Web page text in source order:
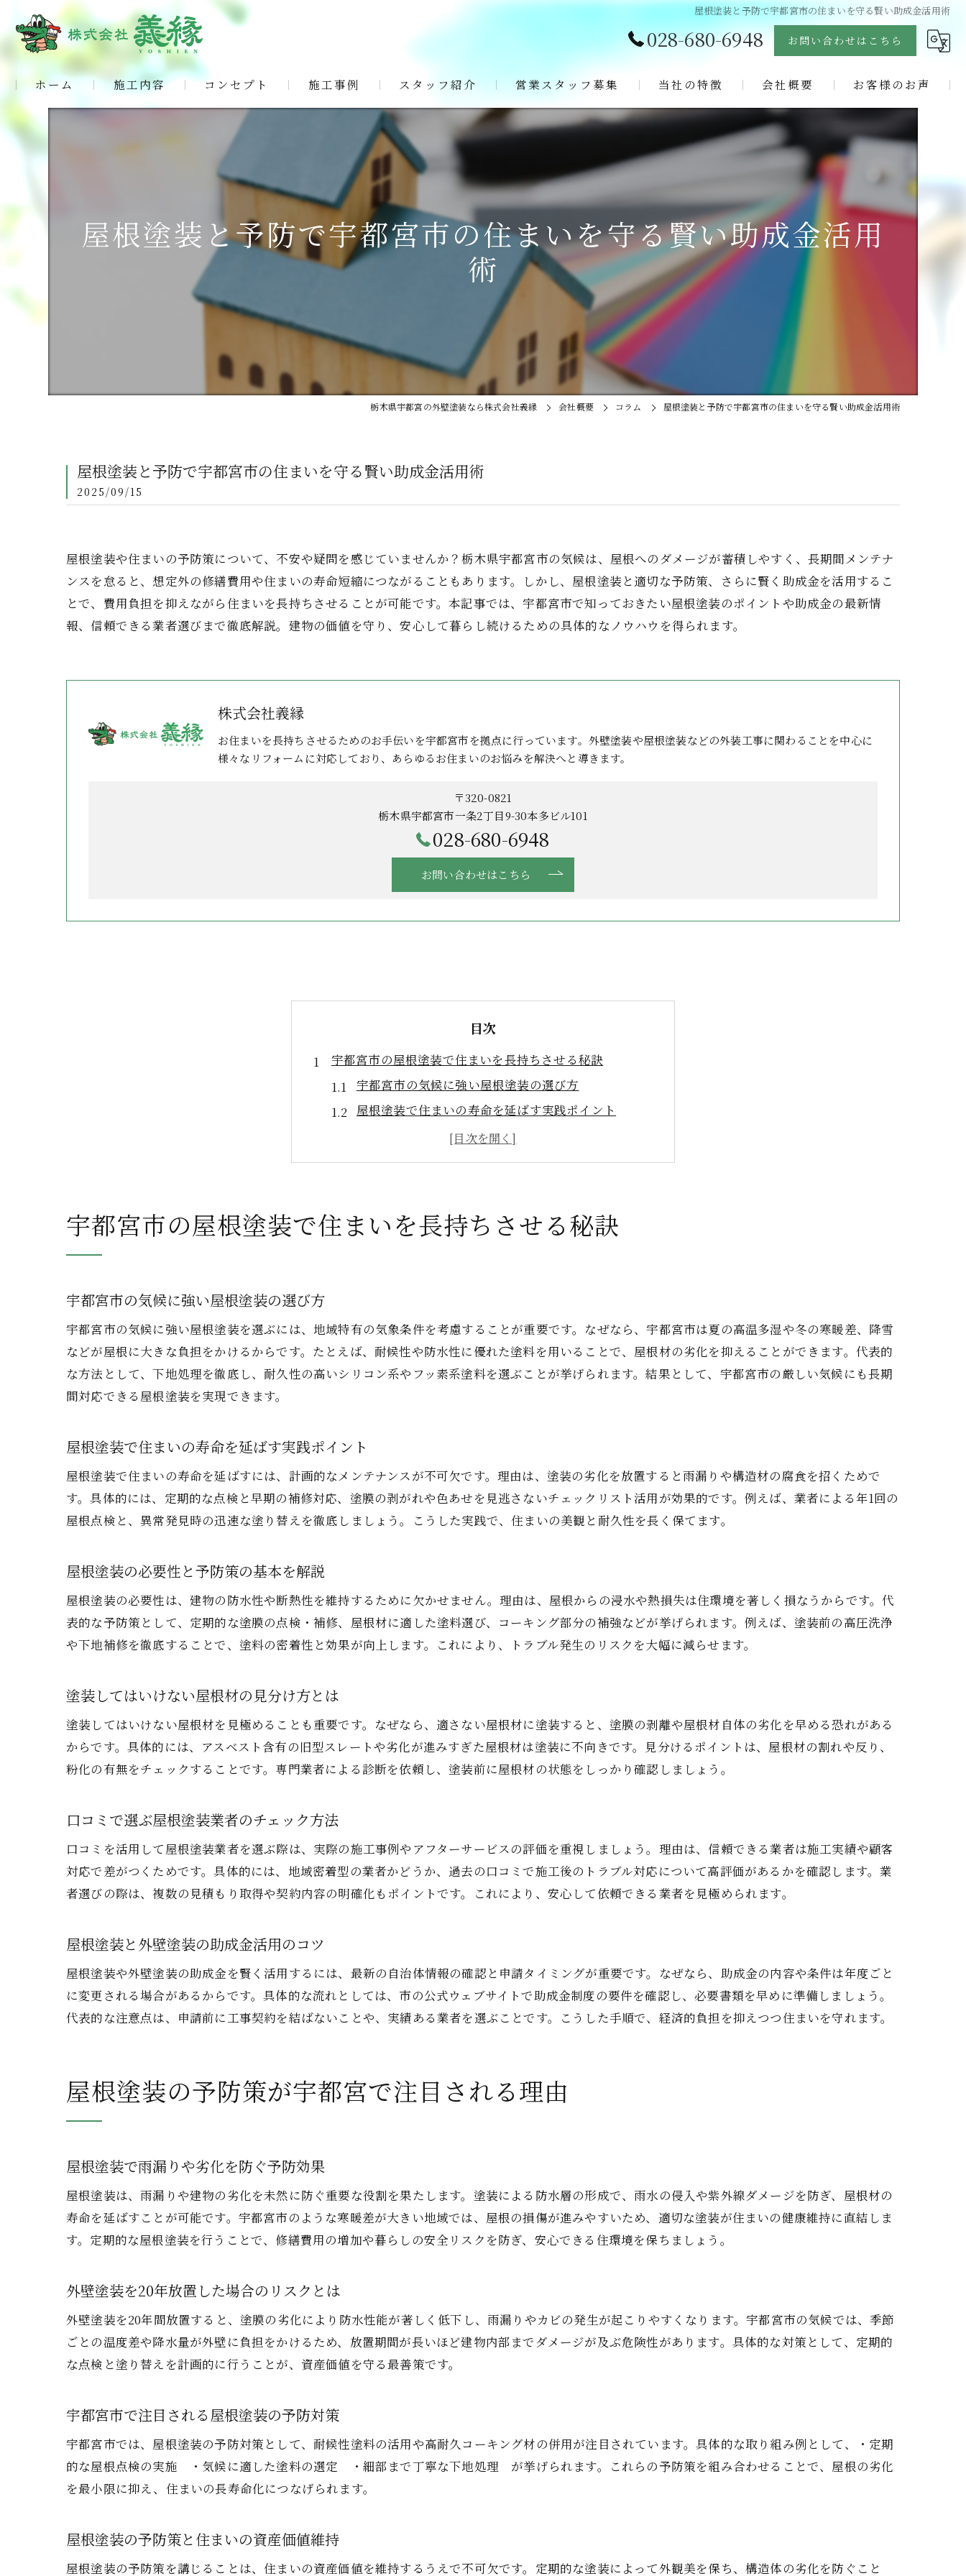
屋根塗装と予防で宇都宮市の住まいを守る賢い助成金活用術
028-680-6948 お問い合わせはこちら
ホーム 施工内容 コンセプト 施工事例 スタッフ紹介 営業スタッフ募集 当社の特徴
リフォーム
屋根
コロニアル
サイディング
会社概要
よくある質問
コラム
お客様のお声
屋根塗装と予防で宇都宮市の住まいを守る賢い助成金活用
術
栃木県宇都宮の外壁塗装なら株式会社義縁 会社概要 コラム 屋根塗装と予防で宇都宮市の住まいを守る賢い助成金活用術
屋根塗装と予防で宇都宮市の住まいを守る賢い助成金活用術
2025/09/15
屋根塗装や住まいの予防策について、不安や疑問を感じていませんか？栃木県宇都宮市の気候は、屋根へのダメージが蓄積しやすく、長期間メンテナ
ンスを怠ると、想定外の修繕費用や住まいの寿命短縮につながることもあります。しかし、屋根塗装と適切な予防策、さらに賢く助成金を活用するこ
とで、費用負担を抑えながら住まいを長持ちさせることが可能です。本記事では、宇都宮市で知っておきたい屋根塗装のポイントや助成金の最新情
報、信頼できる業者選びまで徹底解説。建物の価値を守り、安心して暮らし続けるための具体的なノウハウを得られます。
株式会社義縁
お住まいを長持ちさせるためのお手伝いを宇都宮市を拠点に行っています。外壁塗装や屋根塗装などの外装工事に関わることを中心に
様々なリフォームに対応しており、あらゆるお住まいのお悩みを解決へと導きます。
〒320-0821
栃木県宇都宮市一条2丁目9-30本多ビル101
028-680-6948
お問い合わせはこちら
目次
宇都宮市の屋根塗装で住まいを長持ちさせる秘訣
宇都宮市の気候に強い屋根塗装の選び方
屋根塗装で住まいの寿命を延ばす実践ポイント
屋根塗装の必要性と予防策の基本を解説
塗装してはいけない屋根材の見分け方とは
屋根塗装と外壁塗装の助成金活用のコツ
屋根塗装の予防策が宇都宮で注目される理由
屋根塗装の予防策と住まいの資産価値維持
助成金を活用した屋根塗装の予防事例紹介
宇都宮市の屋根塗装助成金の最新情報まとめ
費用負担を抑える屋根塗装の賢い助成金活用
外壁塗装や屋根塗装の補助金制度の比較
口コミで見抜く屋根塗装の悪質業者対策
外壁塗装の悪質業者リストから学ぶ注意点
屋根塗装で後悔しないための見積もり比較術
外壁と屋根塗装の助成金制度を徹底解説
助成金で屋根塗装の費用を抑えるポイント
外壁塗装助成金の申請条件と必要書類一覧
助成金対象となる屋根塗装工事の特徴とは
屋根塗装の最適なタイミングを見極める方法
劣化症状から分かる屋根塗装の必要サイン
定期点検で屋根塗装の予防効果を高めるコツ
屋根塗装を長持ちさせるメンテナンス習慣
助成金申請をサポートする業者の見分け方
実績重視で選ぶ屋根塗装施工会社の選択基準
悪質業者を避ける屋根塗装の問い合わせ方法
屋根塗装と予防対策で安心な暮らしを実現
屋根塗装と予防策で叶う安心な住まいづくり
助成金活用で屋根塗装の不安を解消する方法
屋根塗装の予防対策が家計と安全を守る理由
屋根塗装で快適な暮らしを継続する秘訣
宇都宮市の屋根塗装で住まいを長持ちさせる秘訣
宇都宮市の気候に強い屋根塗装の選び方
宇都宮市の気候に強い屋根塗装を選ぶには、地域特有の気象条件を考慮することが重要です。なぜなら、宇都宮市は夏の高温多湿や冬の寒暖差、降雪
などが屋根に大きな負担をかけるからです。たとえば、耐候性や防水性に優れた塗料を用いることで、屋根材の劣化を抑えることができます。代表的
な方法として、下地処理を徹底し、耐久性の高いシリコン系やフッ素系塗料を選ぶことが挙げられます。結果として、宇都宮市の厳しい気候にも長期
間対応できる屋根塗装を実現できます。
屋根塗装で住まいの寿命を延ばす実践ポイント
屋根塗装で住まいの寿命を延ばすには、計画的なメンテナンスが不可欠です。理由は、塗装の劣化を放置すると雨漏りや構造材の腐食を招くためで
す。具体的には、定期的な点検と早期の補修対応、塗膜の剥がれや色あせを見逃さないチェックリスト活用が効果的です。例えば、業者による年1回の
屋根点検と、異常発見時の迅速な塗り替えを徹底しましょう。こうした実践で、住まいの美観と耐久性を長く保てます。
屋根塗装の必要性と予防策の基本を解説
屋根塗装の必要性は、建物の防水性や断熱性を維持するために欠かせません。理由は、屋根からの浸水や熱損失は住環境を著しく損なうからです。代
表的な予防策として、定期的な塗膜の点検・補修、屋根材に適した塗料選び、コーキング部分の補強などが挙げられます。例えば、塗装前の高圧洗浄
や下地補修を徹底することで、塗料の密着性と効果が向上します。これにより、トラブル発生のリスクを大幅に減らせます。
塗装してはいけない屋根材の見分け方とは
塗装してはいけない屋根材を見極めることも重要です。なぜなら、適さない屋根材に塗装すると、塗膜の剥離や屋根材自体の劣化を早める恐れがある
からです。具体的には、アスベスト含有の旧型スレートや劣化が進みすぎた屋根材は塗装に不向きです。見分けるポイントは、屋根材の割れや反り、
粉化の有無をチェックすることです。専門業者による診断を依頼し、塗装前に屋根材の状態をしっかり確認しましょう。
口コミで選ぶ屋根塗装業者のチェック方法
口コミを活用して屋根塗装業者を選ぶ際は、実際の施工事例やアフターサービスの評価を重視しましょう。理由は、信頼できる業者は施工実績や顧客
対応で差がつくためです。具体的には、地域密着型の業者かどうか、過去の口コミで施工後のトラブル対応について高評価があるかを確認します。業
者選びの際は、複数の見積もり取得や契約内容の明確化もポイントです。これにより、安心して依頼できる業者を見極められます。
屋根塗装と外壁塗装の助成金活用のコツ
屋根塗装や外壁塗装の助成金を賢く活用するには、最新の自治体情報の確認と申請タイミングが重要です。なぜなら、助成金の内容や条件は年度ごと
に変更される場合があるからです。具体的な流れとしては、市の公式ウェブサイトで助成金制度の要件を確認し、必要書類を早めに準備しましょう。
代表的な注意点は、申請前に工事契約を結ばないことや、実績ある業者を選ぶことです。こうした手順で、経済的負担を抑えつつ住まいを守れます。
屋根塗装の予防策が宇都宮で注目される理由
屋根塗装で雨漏りや劣化を防ぐ予防効果
屋根塗装は、雨漏りや建物の劣化を未然に防ぐ重要な役割を果たします。塗装による防水層の形成で、雨水の侵入や紫外線ダメージを防ぎ、屋根材の
寿命を延ばすことが可能です。宇都宮市のような寒暖差が大きい地域では、屋根の損傷が進みやすいため、適切な塗装が住まいの健康維持に直結しま
す。定期的な屋根塗装を行うことで、修繕費用の増加や暮らしの安全リスクを防ぎ、安心できる住環境を保ちましょう。
外壁塗装を20年放置した場合のリスクとは
外壁塗装を20年間放置すると、塗膜の劣化により防水性能が著しく低下し、雨漏りやカビの発生が起こりやすくなります。宇都宮市の気候では、季節
ごとの温度差や降水量が外壁に負担をかけるため、放置期間が長いほど建物内部までダメージが及ぶ危険性があります。具体的な対策として、定期的
な点検と塗り替えを計画的に行うことが、資産価値を守る最善策です。
宇都宮市で注目される屋根塗装の予防対策
宇都宮市では、屋根塗装の予防対策として、耐候性塗料の活用や高耐久コーキング材の併用が注目されています。具体的な取り組み例として、・定期
的な屋根点検の実施 ・気候に適した塗料の選定 ・細部まで丁寧な下地処理 が挙げられます。これらの予防策を組み合わせることで、屋根の劣化
を最小限に抑え、住まいの長寿命化につなげられます。
屋根塗装の予防策と住まいの資産価値維持
屋根塗装の予防策を講じることは、住まいの資産価値を維持するうえで不可欠です。定期的な塗装によって外観美を保ち、構造体の劣化を防ぐこと